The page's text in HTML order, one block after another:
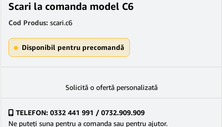
Scari la comanda model C6
Cod Produs: scari.c6
Disponibil pentru precomandă
Solicită o ofertă personalizată
TELEFON: 0332 441 991 / 0732.909.909
Ne puteţi suna pentru a comanda sau pentru ajutor.